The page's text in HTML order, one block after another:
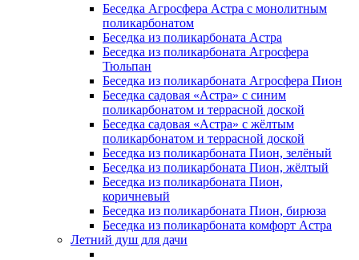
Беседка Агросфера Астра с монолитным
поликарбонатом
Беседка из поликарбоната Астра
Беседка из поликарбоната Агросфера
Тюльпан
Беседка из поликарбоната Агросфера Пион
Беседка садовая «Астра» с синим
поликарбонатом и террасной доской
Беседка садовая «Астра» с жёлтым
поликарбонатом и террасной доской
Беседка из поликарбоната Пион, зелёный
Беседка из поликарбоната Пион, жёлтый
Беседка из поликарбоната Пион,
коричневый
Беседка из поликарбоната Пион, бирюза
Беседка из поликарбоната комфорт Астра
Летний душ для дачи